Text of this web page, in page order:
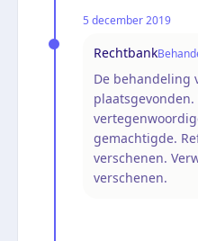
5 december 2019
Rechtbank
De behandeling
gemachtigde.
verschenen.
verschenen.